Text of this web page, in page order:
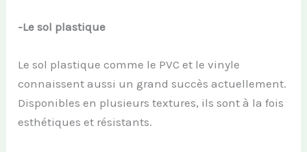
-Le sol plastique
Le sol plastique comme le PVC et le vinyle
connaissent aussi un grand succès actuellement.
Disponibles en plusieurs textures, ils sont à la fois
esthétiques et résistants.